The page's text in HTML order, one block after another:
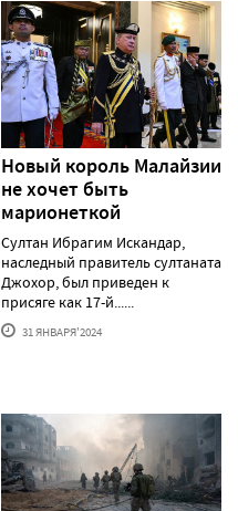
Новый король Малайзии
не хочет быть
марионеткой
Султан Ибрагим Искандар,
наследный правитель султаната
Джохор, был приведен к
присяге как 17-й......
31 ЯНВАРЯ'2024